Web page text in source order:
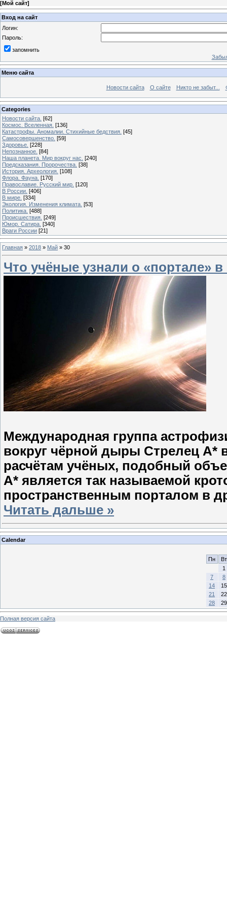
[Мой сайт]
Вход на сайт
Логин:
Пароль:
запомнить
Меню сайта
Новости сайта О сайте Никто не забыт...
Categories
Новости сайта. [62]
Космос. Вселенная. [136]
Катастрофы. Аномалии. Стихийные бедствия. [45]
Самосовершенство. [59]
Здоровье. [228]
Непознанное. [84]
Наша планета. Мир вокруг нас. [240]
Предсказания. Пророчества. [38]
История. Археология. [108]
Флора. Фауна. [170]
Православие. Русский мир. [120]
В России. [406]
В мире. [334]
Экология. Изменения климата. [53]
Политика. [488]
Происшествия. [249]
Юмор. Сатира. [340]
Враги России [21]
Главная » 2018 » Май » 30
Что учёные узнали о «портале»
Международная группа
вокруг чёрной дыры Стрелец А*
расчётам учёных, подобный
А* является так называемой
пространственным порталом в
Читать дальше »
Calendar
Пн
Вт
1
7
8
14
15
21
22
28
29
Полная версия сайта